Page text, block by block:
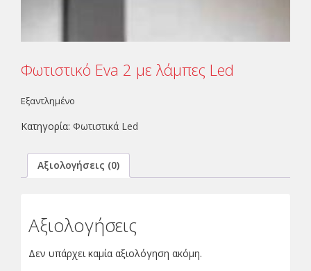
Φωτιστικό Eva 2 με λάμπες Led
Εξαντλημένο
Κατηγορία: Φωτιστικά Led
Αξιολογήσεις (0)
Αξιολογήσεις
Δεν υπάρχει καμία αξιολόγηση ακόμη.